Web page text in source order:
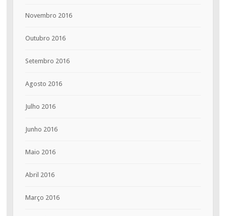
Novembro 2016
Outubro 2016
Setembro 2016
Agosto 2016
Julho 2016
Junho 2016
Maio 2016
Abril 2016
Março 2016